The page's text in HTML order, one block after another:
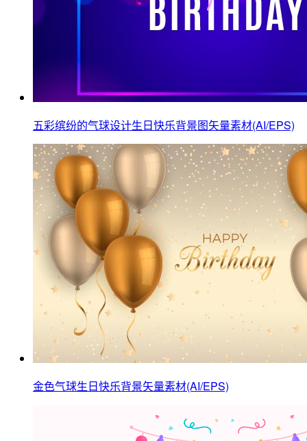
五彩缤纷的气球设计生日快乐背景图矢量素材(AI/EPS)
金色气球生日快乐背景矢量素材(AI/EPS)